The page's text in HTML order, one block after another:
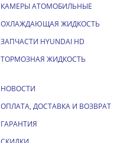
КАМЕРЫ АТОМОБИЛЬНЫЕ
ОХЛАЖДАЮЩАЯ ЖИДКОСТЬ
ЗАПЧАСТИ HYUNDAI HD
ТОРМОЗНАЯ ЖИДКОСТЬ
НОВОСТИ
ОПЛАТА, ДОСТАВКА И ВОЗВРАТ
ГАРАНТИЯ